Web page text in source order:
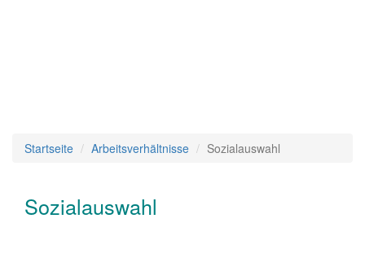
Startseite Arbeitsverhältnisse Sozialauswahl
Sozialauswahl